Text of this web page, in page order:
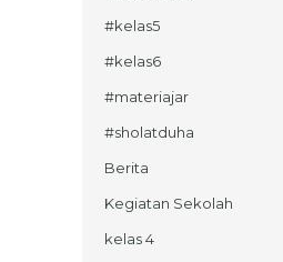
#kelas5
#kelas6
#materiajar
#sholatduha
Berita
Kegiatan Sekolah
kelas 4